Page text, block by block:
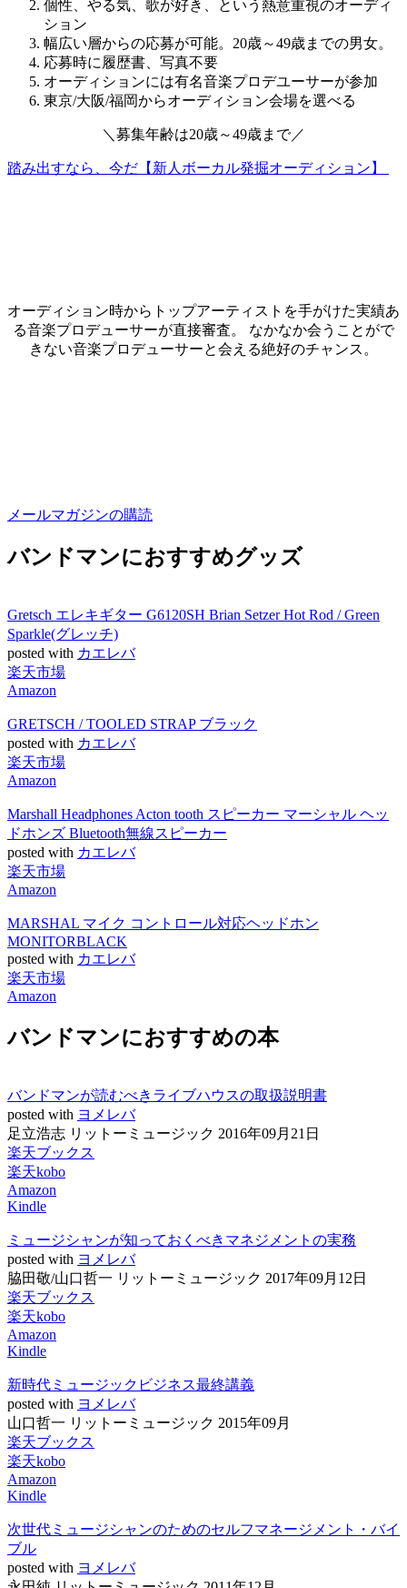
個性、やる気、歌が好き、という熱意重視のオーディ
ション
幅広い層からの応募が可能。20歳～49歳までの男女。
応募時に履歴書、写真不要
オーディションには有名音楽プロデユーサーが参加
東京/大阪/福岡からオーディション会場を選べる
＼ 募集年齢は20歳～49歳まで／
踏み出すなら、今だ【新人ボーカル発掘オーディション】
オーディション時からトップアーティストを手がけた実績あ
る音楽プロデューサーが直接審査。 なかなか会うことがで
きない音楽プロデューサーと会える絶好のチャンス。
メールマガジンの購読
バンドマンにおすすめグッズ
Gretsch エレキギター G6120SH Brian Setzer Hot Rod / Green
Sparkle(グレッチ)
posted with カエレバ
楽天市場
Amazon
GRETSCH / TOOLED STRAP ブラック
posted with カエレバ
楽天市場
Amazon
Marshall Headphones Acton tooth スピーカー マーシャル ヘッ
ドホンズ Bluetooth無線スピーカー
posted with カエレバ
楽天市場
Amazon
MARSHAL マイク コントロール対応ヘッドホン
MONITORBLACK
posted with カエレバ
楽天市場
Amazon
バンドマンにおすすめの本
バンドマンが読むべきライブハウスの取扱説明書
posted with ヨメレバ
足立浩志 リットーミュージック 2016年09月21日
楽天ブックス
楽天kobo
Amazon
Kindle
ミュージシャンが知っておくべきマネジメントの実務
posted with ヨメレバ
脇田敬/山口哲一 リットーミュージック 2017年09月12日
楽天ブックス
楽天kobo
Amazon
Kindle
新時代ミュージックビジネス最終講義
posted with ヨメレバ
山口哲一 リットーミュージック 2015年09月
楽天ブックス
楽天kobo
Amazon
Kindle
次世代ミュージシャンのためのセルフマネージメント・バイ
ブル
posted with ヨメレバ